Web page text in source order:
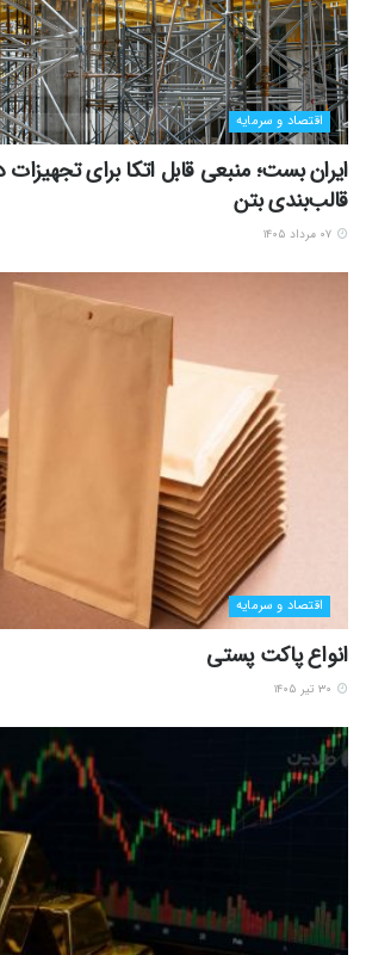
اقتصاد و سرمایه
ایران بست؛ منبعی قابل اتکا برای
قالب‌بندی بتن
اقتصاد و سرمایه
انواع پاکت پستی